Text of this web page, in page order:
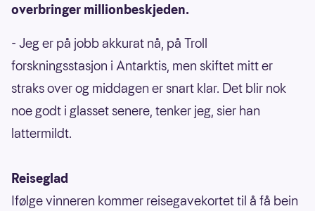
overbringer millionbeskjeden.
- Jeg er på jobb akkurat nå, på Troll
forskningsstasjon i Antarktis, men skiftet mitt er
straks over og middagen er snart klar. Det blir nok
noe godt i glasset senere, tenker jeg, sier han
lattermildt.
Reiseglad
Ifølge vinneren kommer reisegavekortet til å få bein